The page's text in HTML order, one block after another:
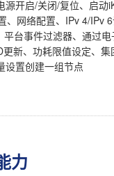
源开启/关闭/复位、启动
、网络配置、IPv 4/IPv 6
台事件过滤器、通过电
更新、功耗限值设定、
设置创建一组节点
力